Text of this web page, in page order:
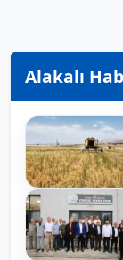
Alakalı